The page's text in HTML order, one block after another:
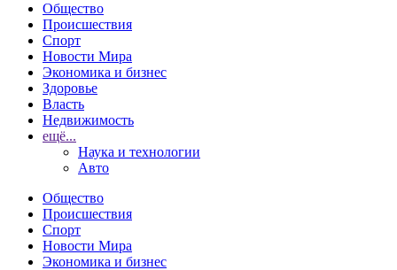
Общество
Происшествия
Спорт
Новости Мира
Экономика и бизнес
Здоровье
Власть
Недвижимость
ещё...
Наука и технологии
Авто
Общество
Происшествия
Спорт
Новости Мира
Экономика и бизнес